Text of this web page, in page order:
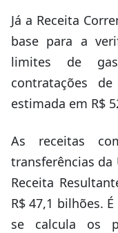
Já a Receita
base para a
limites de
contratações
estimada em R$
As receitas
transferências da
Receita
R$ 47,1 bilhões.
se calcula os